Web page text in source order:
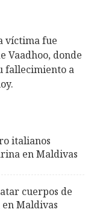
víctima fue
Vaadhoo, donde
fallecimiento a
italianos
en Maldivas
cuerpos de
Maldivas